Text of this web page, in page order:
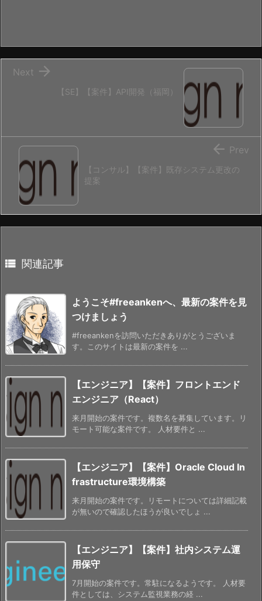
【SE】【案件】API開発（福岡）

Next
【コンサル】【案件】既存システム更改の
提案
 Prev
 関連記事
ようこそ#freeankenへ、最新の案件を見
つけましょう
#freeankenを訪問いただきありがとうございま
す。このサイトは最新の案件を ...
【エンジニア】【案件】フロントエンド
エンジニア（React）
来月開始の案件です。複数名を募集しています。リ
モート可能な案件です。 人材要件と ...
【エンジニア】【案件】Oracle Cloud In
frastructure環境構築
来月開始の案件です。リモートについては詳細記載
が無いので確認したほうが良いでしょ ...
【エンジニア】【案件】社内システム運
用保守
7月開始の案件です。常駐になるようです。 人材要
件としては、システム監視業務の経 ...